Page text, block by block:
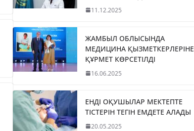
11.12.2025
ЖАМБЫЛ ОБЛЫСЫНДА
МЕДИЦИНА ҚЫЗМЕТКЕРЛЕРІНЕ
ҚҰРМЕТ КӨРСЕТІЛДІ
16.06.2025
ЕНДІ ОҚУШЫЛАР МЕКТЕПТЕ
ТІСТЕРІН ТЕГІН ЕМДЕТЕ АЛАДЫ
20.05.2025